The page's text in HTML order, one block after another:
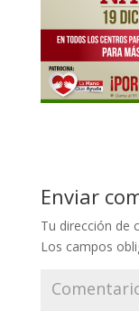
Enviar
Tu dirección de
Los campos